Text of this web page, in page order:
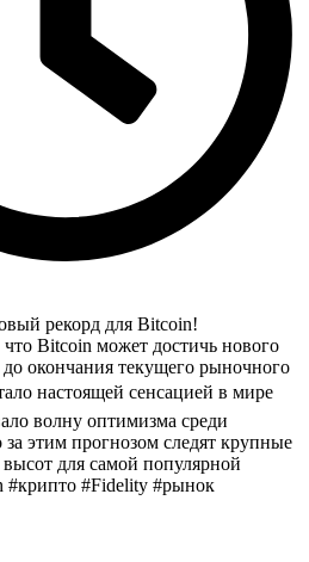
рекорд для Bitcoin!
Bitcoin может достичь нового
окончания текущего рыночного
настоящей сенсацией в мире
волну оптимизма среди
этим прогнозом следят крупные
для самой популярной
#Fidelity #рынок